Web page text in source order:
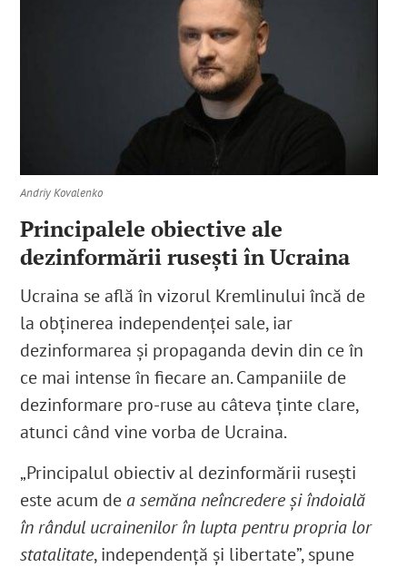
Andriy Kovalenko
Principalele obiective ale
dezinformării rusești în Ucraina
Ucraina se află în vizorul Kremlinului încă de
la obținerea independenței sale, iar
dezinformarea și propaganda devin din ce în
ce mai intense în fiecare an. Campaniile de
dezinformare pro-ruse au câteva ținte clare,
atunci când vine vorba de Ucraina.
„Principalul obiectiv al dezinformării rusești
este acum de a semăna neîncredere și îndoială
în rândul ucrainenilor în lupta pentru propria lor
statalitate, independență și libertate”, spune